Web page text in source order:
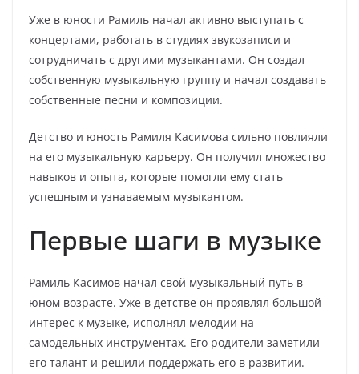
Уже в юности Рамиль начал активно выступать с
концертами, работать в студиях звукозаписи и
сотрудничать с другими музыкантами. Он создал
собственную музыкальную группу и начал создавать
собственные песни и композиции.
Детство и юность Рамиля Касимова сильно повлияли
на его музыкальную карьеру. Он получил множество
навыков и опыта, которые помогли ему стать
успешным и узнаваемым музыкантом.
Первые шаги в музыке
Рамиль Касимов начал свой музыкальный путь в
юном возрасте. Уже в детстве он проявлял большой
интерес к музыке, исполнял мелодии на
самодельных инструментах. Его родители заметили
его талант и решили поддержать его в развитии.